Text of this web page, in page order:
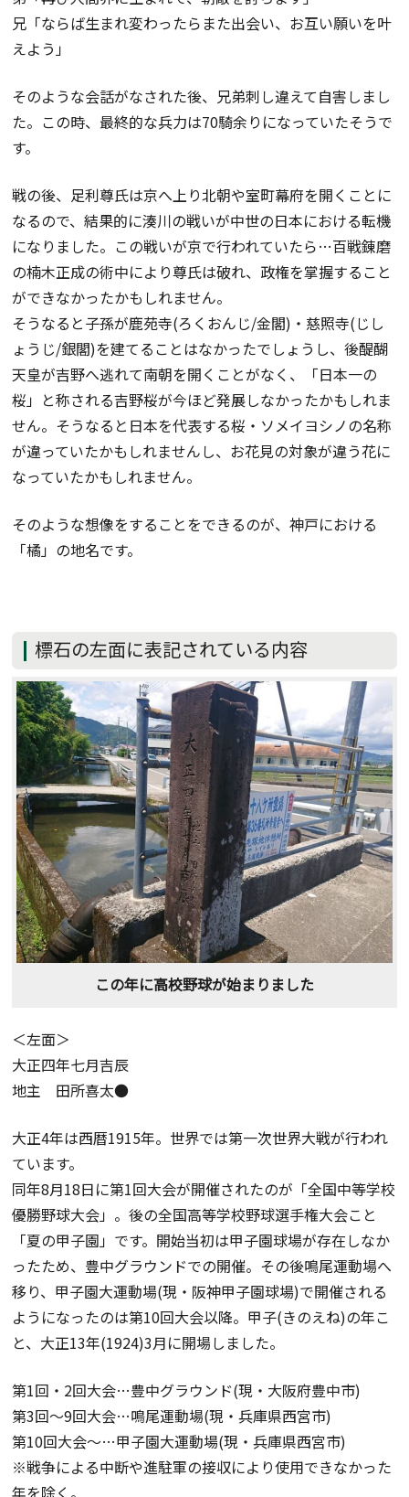
兄「ならば生まれ変わったらまた出会い、お互い願いを叶
えよう」
そのような会話がなされた後、兄弟刺し違えて自害しまし
た。この時、最終的な兵力は70騎余りになっていたそうで
す。
戦の後、足利尊氏は京へ上り北朝や室町幕府を開くことに
なるので、結果的に湊川の戦いが中世の日本における転機
になりました。この戦いが京で行われていたら…百戦錬磨
の楠木正成の術中により尊氏は破れ、政権を掌握すること
ができなかったかもしれません。
そうなると子孫が鹿苑寺(ろくおんじ/金閣)・慈照寺(じし
ょうじ/銀閣)を建てることはなかったでしょうし、後醍醐
天皇が吉野へ逃れて南朝を開くことがなく、「日本一の
桜」と称される吉野桜が今ほど発展しなかったかもしれま
せん。そうなると日本を代表する桜・ソメイヨシノの名称
が違っていたかもしれませんし、お花見の対象が違う花に
なっていたかもしれません。
そのような想像をすることをできるのが、神戸における
「橘」の地名です。
標石の左面に表記されている内容
この年に高校野球が始まりました
＜左面＞
大正四年七月吉辰
地主 田所喜太●
大正4年は西暦1915年。世界では第一次世界大戦が行われ
ています。
同年8月18日に第1回大会が開催されたのが「全国中等学校
優勝野球大会」。後の全国高等学校野球選手権大会こと
「夏の甲子園」です。開始当初は甲子園球場が存在しなか
ったため、豊中グラウンドでの開催。その後鳴尾運動場へ
移り、甲子園大運動場(現・阪神甲子園球場)で開催される
ようになったのは第10回大会以降。甲子(きのえね)の年こ
と、大正13年(1924)3月に開場しました。
第1回・2回大会…豊中グラウンド(現・大阪府豊中市)
第3回～9回大会…鳴尾運動場(現・兵庫県西宮市)
第10回大会～…甲子園大運動場(現・兵庫県西宮市)
※戦争による中断や進駐軍の接収により使用できなかった
年を除く。